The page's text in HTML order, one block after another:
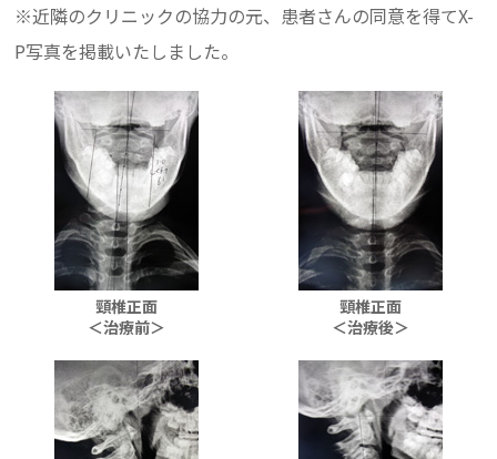
※近隣のクリニックの協力の元、患者さんの同意を得てX-
P写真を掲載いたしました。
頸椎正面
＜治療前＞
頸椎正面
＜治療後＞